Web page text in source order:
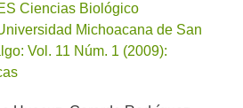
Ciencias Biológico
Michoacana de San
Vol. 11 Núm. 1 (2009):